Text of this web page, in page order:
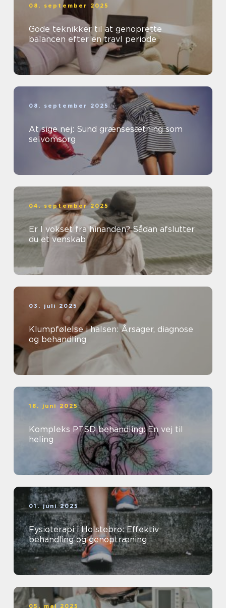
08. september 2025
Gode teknikker til at genoprette
balancen efter en travl periode
08. september 2025
At sige nej: Sund grænsesætning som
selvomsorg
04. september 2025
Er I vokset fra hinanden? Sådan afslutter
du et venskab
03. juli 2025
Klumpfølelse i halsen: Årsager, diagnose
og behandling
18. juni 2025
Kompleks PTSD behandling: En vej til
heling
01. juni 2025
Fysioterapi i Holstebro: Effektiv
behandling og genoptræning
05. maj 2025